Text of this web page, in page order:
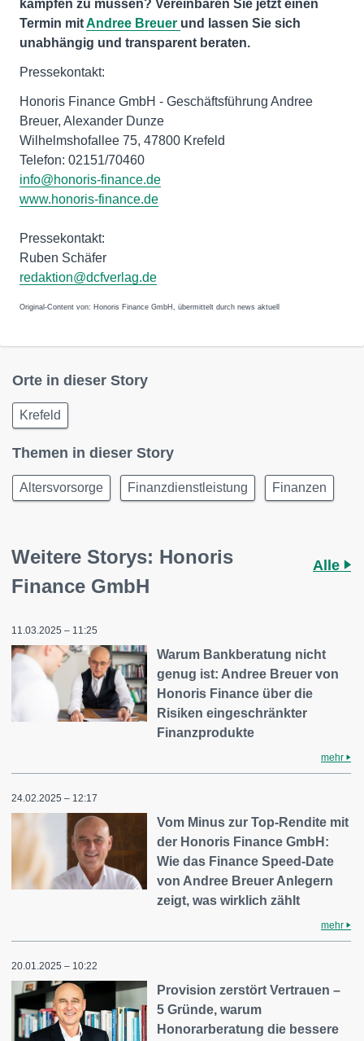
kämpfen zu müssen? Vereinbaren Sie jetzt einen
Termin mitAndree Breuer und lassen Sie sich
unabhängig und transparent beraten.
Pressekontakt:
Honoris Finance GmbH - Geschäftsführung Andree
Breuer, Alexander Dunze
Wilhelmshofallee 75, 47800 Krefeld
Telefon: 02151/70460
info@honoris-finance.de
www.honoris-finance.de
Pressekontakt:
Ruben Schäfer
redaktion@dcfverlag.de
Original-Content von: Honoris Finance GmbH, übermittelt durch news aktuell
Orte in dieser Story
Krefeld
Themen in dieser Story
Altersvorsorge Finanzdienstleistung Finanzen
Weitere Storys: Honoris
Finance GmbH
Alle
11.03.2025 – 11:25
Warum Bankberatung nicht
genug ist: Andree Breuer von
Honoris Finance über die
Risiken eingeschränkter
Finanzprodukte
mehr
24.02.2025 – 12:17
Vom Minus zur Top-Rendite mit
der Honoris Finance GmbH:
Wie das Finance Speed-Date
von Andree Breuer Anlegern
zeigt, was wirklich zählt
mehr
20.01.2025 – 10:22
Provision zerstört Vertrauen –
5 Gründe, warum
Honorarberatung die bessere